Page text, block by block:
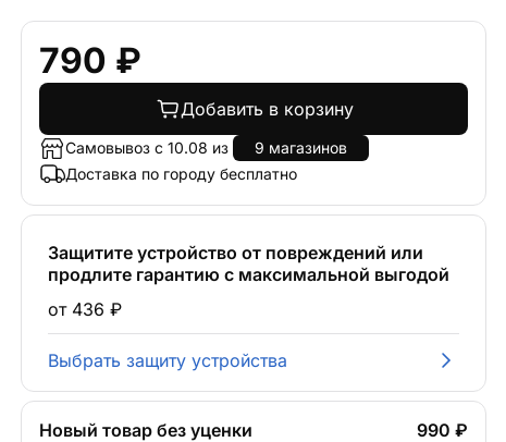
790 ₽
Добавить в корзину
Самовывоз с 10.08 из
9 магазинов
Доставка по городу бесплатно
Защитите устройство от повреждений или
продлите гарантию с максимальной выгодой
от 436 ₽
Выбрать защиту устройства
Новый товар без уценки 990 ₽